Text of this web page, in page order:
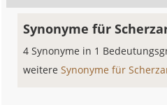
Synonyme für
4 Synonyme in 1
weitereSynonyme für